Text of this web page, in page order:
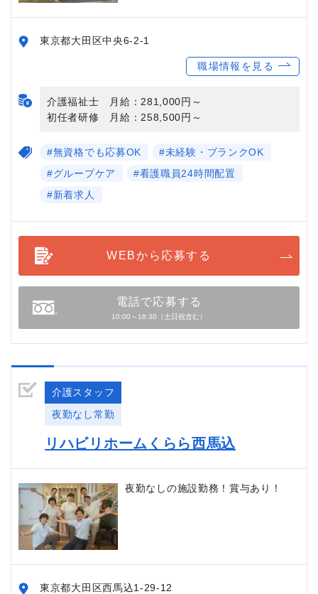
東京都大田区中央6-2-1
職場情報を見る
介護福祉士 月給：281,000円～
初任者研修 月給：258,500円～
#無資格でも応募OK
#未経験・ブランクOK
#グループケア
#看護職員24時間配置
#新着求人
WEBから応募する
電話で応募する
10:00～18:30（土日祝含む）
介護スタッフ
夜勤なし常勤
リハビリホームくらら西馬込
夜勤なしの施設勤務！賞与あり！
東京都大田区西馬込1-29-12